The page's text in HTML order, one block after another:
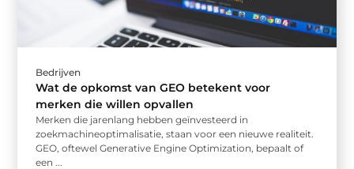
Bedrijven
Wat de opkomst van GEO betekent voor
merken die willen opvallen
Merken die jarenlang hebben geïnvesteerd in
zoekmachineoptimalisatie, staan voor een nieuwe realiteit.
GEO, oftewel Generative Engine Optimization, bepaalt of
een ...